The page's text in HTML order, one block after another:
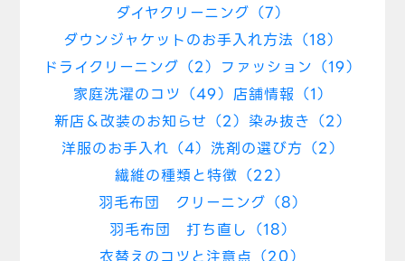
ダイヤクリーニング（7）
ダウンジャケットのお手入れ方法（18）
ドライクリーニング（2） ファッション（19）
家庭洗濯のコツ（49） 店舗情報（1）
新店＆改装のお知らせ（2） 染み抜き（2）
洋服のお手入れ（4） 洗剤の選び方（2）
繊維の種類と特徴（22）
羽毛布団 クリーニング（8）
羽毛布団 打ち直し（18）